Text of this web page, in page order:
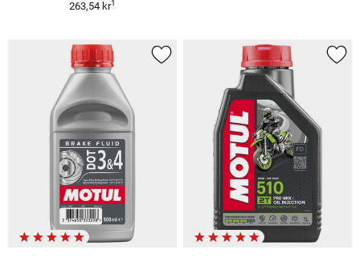
263,54 kr1